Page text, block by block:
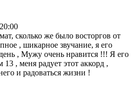
сколько же было восторгов от
, шикарное звучание, я его
, Мужу очень нравится !!! Я его
, меня радует этот аккорд ,
и радоваться жизни !